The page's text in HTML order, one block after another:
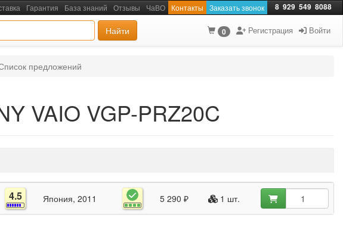
Гарантия База знаний Отзывы ЧаВО Контакты Заказать звонок 8 929 549 8088
Найти 0 Регистрация Войти
предложений
VAIO VGP-PRZ20C
4.5 Япония 2011 5 290 ₽ 1 шт.